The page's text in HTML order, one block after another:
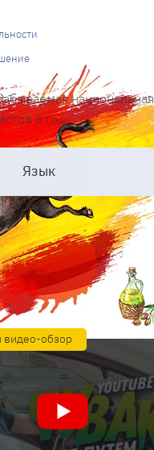
национальная
в год.
Язык
видео-обзор